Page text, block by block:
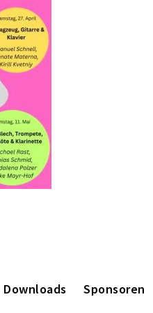
Downloads Sponsoren